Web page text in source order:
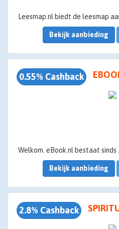
Bekijk aanbieding
0.55% Cashback
Bekijk aanbieding
2.8% Cashback